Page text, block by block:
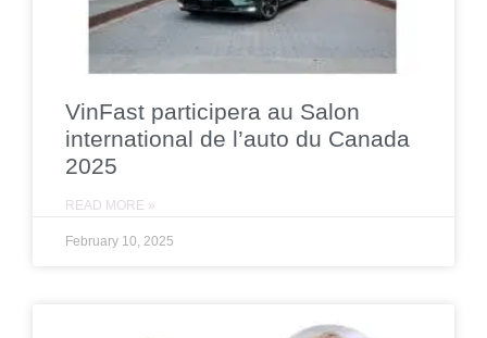
VinFast participera au Salon
international de l’auto du Canada
2025
READ MORE »
February 10, 2025